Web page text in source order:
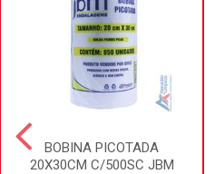
BOBINA PICOTADA
20X30CM C/500SC JBM